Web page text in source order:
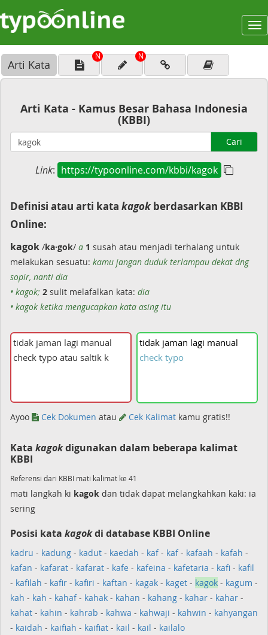
Arti Kata
N N
Arti Kata - Kamus Besar Bahasa Indonesia
(KBBI)
Cari
Link: https://typoonline.com/kbbi/kagok
Definisi atau arti kata kagokberdasarkan KBBI
Online:
kagok /ka·gok/ a 1 susah atau menjadi terhalang untuk
melakukan sesuatu: kamu jangan duduk terlampau dekat dng
sopir, nanti dia
• kagok; 2 sulit melafalkan kata: dia
• kagok ketika mengucapkan kata asing itu
tidak jaman lagi manual
check typo
Ayoo Cek Dokumen atau Cek Kalimat kamu gratis!!
Kata kagokdigunakan dalam beberapa kalimat
KBBI
Referensi dari KBBI mati kalimat ke 41
mati langkah ki kagok dan tidak dapat melangkahkan kaki: ia
sering
Posisi kata kagokdi database KBBI Online
kadru - kadung - kadut - kaedah - kaf- kaf- kafaah - kafah -
kafan - kafarat - kafarat - kafe - kafeina - kafetaria - kafi - kafil
- kafilah - kafir - kafiri - kaftan - kagak - kaget - kagok - kagum -
kah - kah - kahaf- kahak - kahan - kahang - kahar - kahar -
kahat - kahin - kahrab - kahwa - kahwaji - kahwin - kahyangan
- kaidah - kaifiah - kaifiat - kail - kail - kailalo